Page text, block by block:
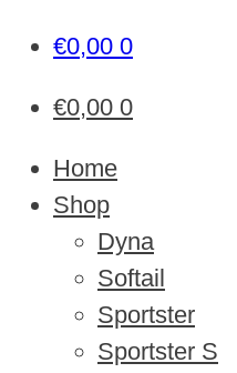
€0,00 0
€0,00 0
Home
Shop
Dyna
Softail
Sportster
Sportster S